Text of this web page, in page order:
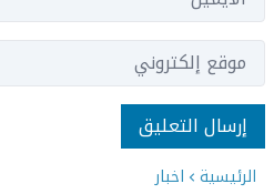
الرئيسية اخبار